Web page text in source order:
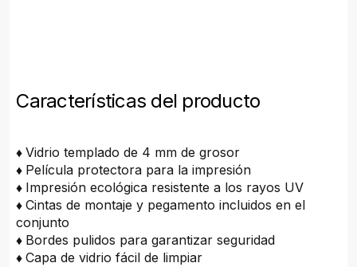
Características del producto
♦Vidrio templado de 4 mm de grosor
♦ Película protectora para la impresión
♦ Impresión ecológica resistente a los rayos UV
♦Cintas de montaje y pegamento incluidos en el
conjunto
♦ Bordes pulidos para garantizar seguridad
♦Capa de vidrio fácil de limpiar